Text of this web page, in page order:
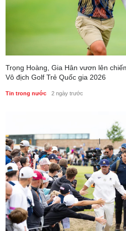
Trọng Hoàng, Gia Hân vươn lên
Vô địch Golf Trẻ Quốc gia 2026
Tin trong nước 2 ngày trước